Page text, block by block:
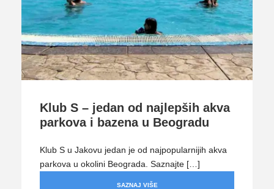
Klub S – jedan od najlepših akva
parkova i bazena u Beogradu
Klub S u Jakovu jedan je od najpopularnijih akva
parkova u okolini Beograda. Saznajte […]
SAZNAJ VIŠE